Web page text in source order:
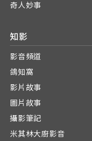
奇人妙事
知影
影音頻道
鴿知窩
影片故事
圖片故事
攝影筆記
米其林大廚影音